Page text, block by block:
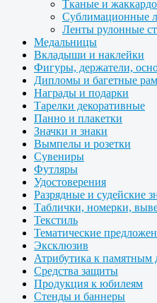
Тканые и
Сублимационные
Ленты рулонные
Медальницы
Вкладыши и наклейки
Фигуры, держатели,
Дипломы и багетные
Награды и подарки
Тарелки декоративные
Панно и плакетки
Значки и знаки
Вымпелы и розетки
Сувениры
Футляры
Удостоверения
Разрядные и судейские
Таблички, номерки,
Текстиль
Тематические
Эксклюзив
Атрибутика к
Средства защиты
Продукция к юбилеям
Стенды и баннеры